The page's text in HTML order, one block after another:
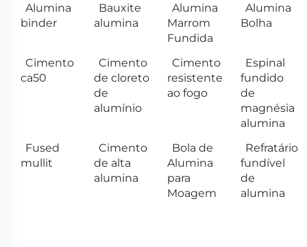
Alumina
binder
Bauxite
alumina
Alumina
Marrom
Fundida
Alumina
Bolha
Cimento
ca50
Cimento
de cloreto
de
alumínio
Cimento
resistente
ao fogo
Espinal
fundido
de
magnésia
alumina
Fused
mullit
Cimento
de alta
alumina
Bola de
Alumina
para
Moagem
Refratário
fundível
de
alumina